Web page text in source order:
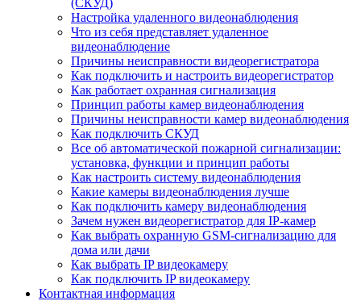
(СКУД)
Настройка удаленного видеонаблюдения
Что из себя представляет удаленное
видеонаблюдение
Причины неисправности видеорегистратора
Как подключить и настроить видеорегистратор
Как работает охранная сигнализация
Принцип работы камер видеонаблюдения
Причины неисправности камер видеонаблюдения
Как подключить СКУД
Все об автоматической пожарной сигнализации:
установка, функции и принцип работы
Как настроить систему видеонаблюдения
Какие камеры видеонаблюдения лучше
Как подключить камеру видеонаблюдения
Зачем нужен видеорегистратор для IP-камер
Как выбрать охранную GSM-сигнализацию для
дома или дачи
Как выбрать IP видеокамеру
Как подключить IP видеокамеру
Контактная информация